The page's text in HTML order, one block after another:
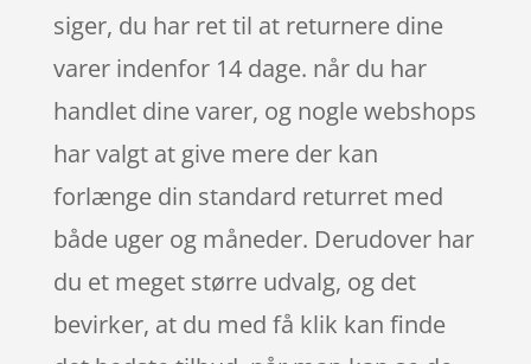
siger, du har ret til at returnere dine
varer indenfor 14 dage. når du har
handlet dine varer, og nogle webshops
har valgt at give mere der kan
forlænge din standard returret med
både uger og måneder. Derudover har
du et meget større udvalg, og det
bevirker, at du med få klik kan finde